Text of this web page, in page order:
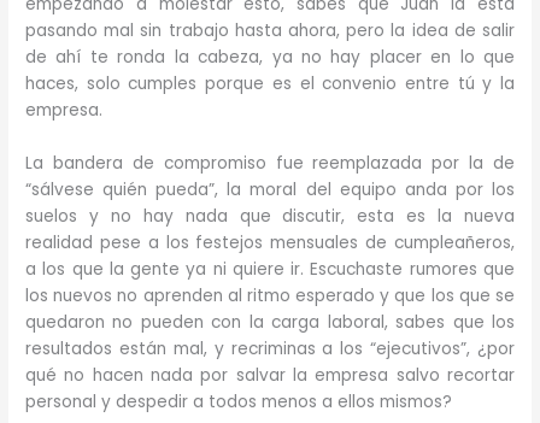
pasando mal sin trabajo hasta ahora, pero la idea de salir
de ahí te ronda la cabeza, ya no hay placer en lo que
haces, solo cumples porque es el convenio entre tú y la
empresa.
La bandera de compromiso fue reemplazada por la de
“sálvese quién pueda”, la moral del equipo anda por los
suelos y no hay nada que discutir, esta es la nueva
realidad pese a los festejos mensuales de cumpleañeros,
a los que la gente ya ni quiere ir. Escuchaste rumores que
los nuevos no aprenden al ritmo esperado y que los que se
quedaron no pueden con la carga laboral, sabes que los
resultados están mal, y recriminas a los “ejecutivos”, ¿por
qué no hacen nada por salvar la empresa salvo recortar
personal y despedir a todos menos a ellos mismos?